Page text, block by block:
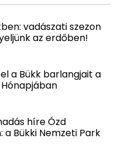
vadászati szezon
az erdőben!
a Bükk barlangjait a
híre Ózd
a Bükki Nemzeti Park